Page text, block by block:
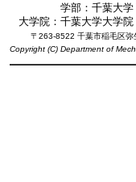
学部：千葉大
大学院：千葉大学大学
〒263-8522 千葉市稲毛区
Copyright (C) Department of